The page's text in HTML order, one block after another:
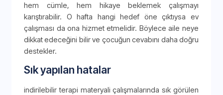
hem cümle, hem hikaye beklemek çalışmayı
karıştırabilir. O hafta hangi hedef öne çıktıysa ev
çalışması da ona hizmet etmelidir. Böylece aile neye
dikkat edeceğini bilir ve çocuğun cevabını daha doğru
destekler.
Sık yapılan hatalar
indirilebilir terapi materyali çalışmalarında sık görülen